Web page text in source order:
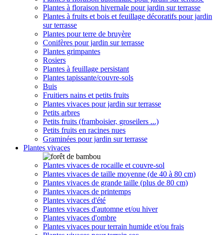
Plantes à floraison hivernale pour jardin sur terrasse
Plantes à fruits et bois et feuillage décoratifs pour jardin
sur terrasse
Plantes pour terre de bruyère
Conifères pour jardin sur terrasse
Plantes grimpantes
Rosiers
Plantes à feuillage persistant
Plantes tapissante/couvre-sols
Buis
Fruitiers nains et petits fruits
Plantes vivaces pour jardin sur terrasse
Petits arbres
Petits fruits (framboisier, groseilers ...)
Petits fruits en racines nues
Graminées pour jardin sur terrasse
Plantes vivaces
Plantes vivaces de rocaille et couvre-sol
Plantes vivaces de taille moyenne (de 40 à 80 cm)
Plantes vivaces de grande taille (plus de 80 cm)
Plantes vivaces de printemps
Plantes vivaces d'été
Plantes vivaces d'automne et/ou hiver
Plantes vivaces d'ombre
Plantes vivaces pour terrain humide et/ou frais